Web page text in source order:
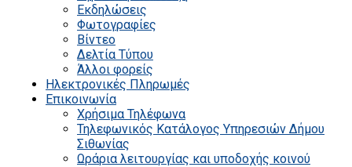
Εκδηλώσεις
Φωτογραφίες
Βίντεο
Δελτία Τύπου
Άλλοι φορείς
Ηλεκτρονικές Πληρωμές
Επικοινωνία
Χρήσιμα Τηλέφωνα
Τηλεφωνικός Κατάλογος Υπηρεσιών Δήμου
Σιθωνίας
Ωράρια λειτουργίας και υποδοχής κοινού